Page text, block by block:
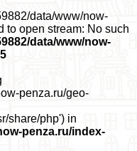
data/www/now-
to open stream: No such
data/www/now-
penza.ru/geo-
share/php') in
penza.ru/index-